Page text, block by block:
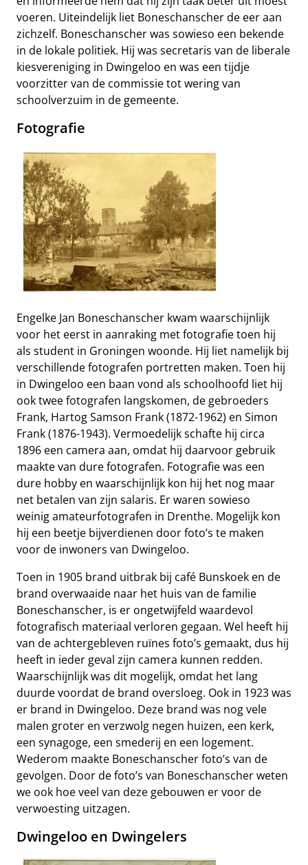
voeren. Uiteindelijk liet Boneschanscher de eer aan
zichzelf. Boneschanscher was sowieso een bekende
in de lokale politiek. Hij was secretaris van de liberale
kiesvereniging in Dwingeloo en was een tijdje
voorzitter van de commissie tot wering van
schoolverzuim in de gemeente.
Fotografie
Engelke Jan Boneschanscher kwam waarschijnlijk
voor het eerst in aanraking met fotografie toen hij
als student in Groningen woonde. Hij liet namelijk bij
verschillende fotografen portretten maken. Toen hij
in Dwingeloo een baan vond als schoolhoofd liet hij
ook twee fotografen langskomen, de gebroeders
Frank, Hartog Samson Frank (1872-1962) en Simon
Frank (1876-1943). Vermoedelijk schafte hij circa
1896 een camera aan, omdat hij daarvoor gebruik
maakte van dure fotografen. Fotografie was een
dure hobby en waarschijnlijk kon hij het nog maar
net betalen van zijn salaris. Er waren sowieso
weinig amateurfotografen in Drenthe. Mogelijk kon
hij een beetje bijverdienen door foto’s te maken
voor de inwoners van Dwingeloo.
Toen in 1905 brand uitbrak bij café Bunskoek en de
brand overwaaide naar het huis van de familie
Boneschanscher, is er ongetwijfeld waardevol
fotografisch materiaal verloren gegaan. Wel heeft hij
van de achtergebleven ruïnes foto’s gemaakt, dus hij
heeft in ieder geval zijn camera kunnen redden.
Waarschijnlijk was dit mogelijk, omdat het lang
duurde voordat de brand oversloeg. Ook in 1923 was
er brand in Dwingeloo. Deze brand was nog vele
malen groter en verzwolg negen huizen, een kerk,
een synagoge, een smederij en een logement.
Wederom maakte Boneschanscher foto’s van de
gevolgen. Door de foto’s van Boneschanscher weten
we ook hoe veel van deze gebouwen er voor de
verwoesting uitzagen.
Dwingeloo en Dwingelers